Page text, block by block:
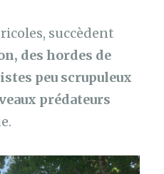
succèdent
des hordes de
peu scrupuleux
prédateurs